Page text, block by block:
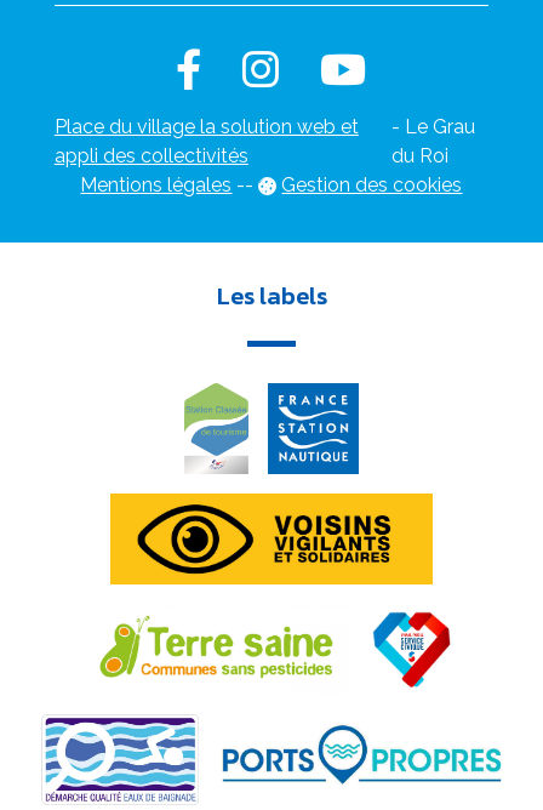
Place du village la solution web et
appli des collectivités
- Le Grau
du Roi
Mentions légales -- Gestion des cookies
Les labels